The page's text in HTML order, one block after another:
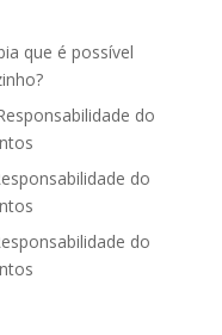
que é possível
do
do
do